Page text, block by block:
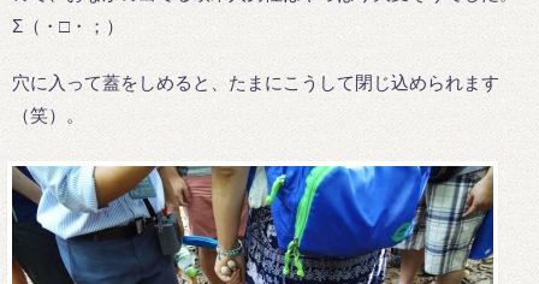
Σ（・□・；）
穴に入って蓋をしめると、たまにこうして閉じ込められます
（笑）。